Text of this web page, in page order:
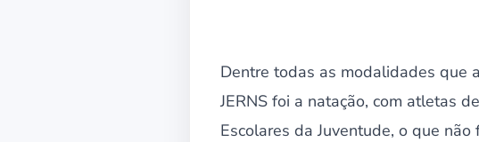
Dentre todas as modalidades que
JERNS foi a natação, com atletas
Escolares da Juventude, o que